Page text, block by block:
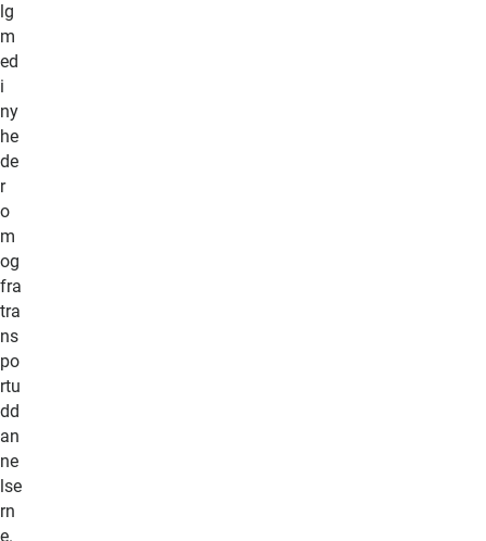
lg
m
ed
i
ny
he
de
r
o
m
og
fra
tra
ns
po
rtu
dd
an
ne
lse
rn
e.